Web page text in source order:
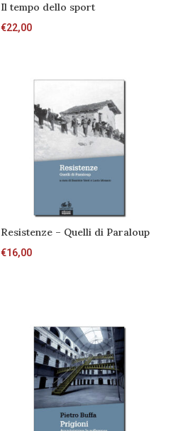
Il tempo dello sport
€22,00
Resistenze – Quelli di Paraloup
€16,00